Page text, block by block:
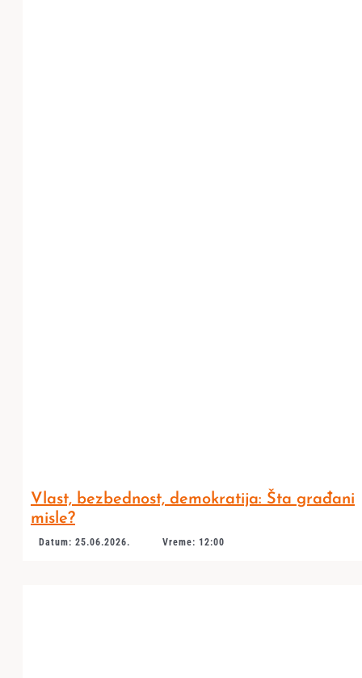
Vlast, bezbednost, demokratija: Šta građani
misle?
Datum: 25.06.2026. Vreme: 12:00